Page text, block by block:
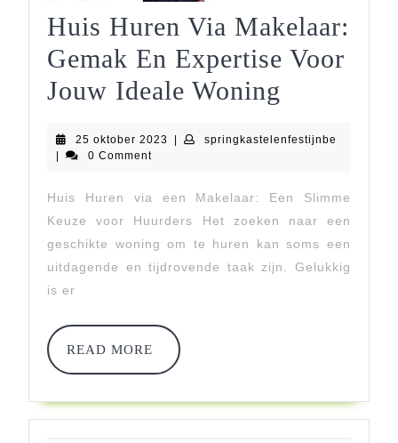
Huis Huren Via Makelaar:
Gemak En Expertise Voor
Jouw Ideale Woning
Via
Makelaar:
Gemak
En
Expertise
Woning
25 oktober 2023 25
springkastelenfestijnbe
0 Comment
Huis Huren via een Makelaar: Een Slimme
Keuze voor Huurders Het zoeken naar een
geschikte woning om te huren kan soms een
uitdagende en tijdrovende taak zijn. Gelukkig
is er
READ MORE
READ
MORE